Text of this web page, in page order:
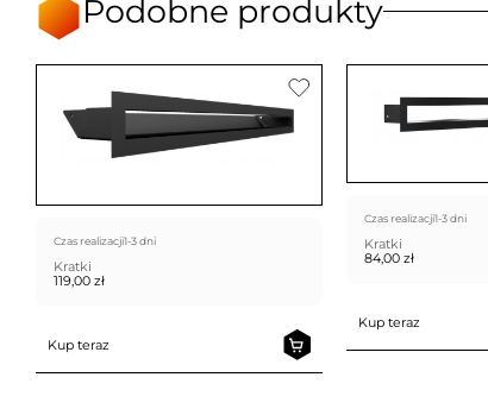
Podobne produkty
Czas realizacji1-3 dni
Kratki
119,00 zł
Kup teraz
Czas realizacji1-3 dni
Kratki
84,00 zł
Kup teraz